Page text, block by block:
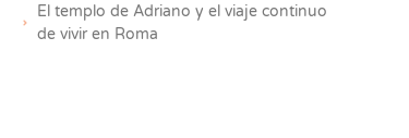
El templo de Adriano y el viaje continuo
de vivir en Roma